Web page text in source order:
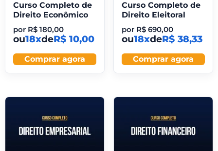
Curso Completo de
Direito Econômico
por R$ 180,00
ou18xdeR$ 10,00
Comprar agora
Curso Completo de
Direito Eleitoral
por R$690,00
ou18xdeR$ 38,33
Comprar agora